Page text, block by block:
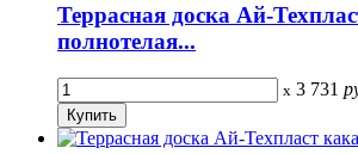
Террасная доска Ай-
полнотелая...
x 3 731